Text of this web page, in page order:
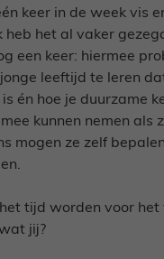
keer in de week vis
heb het al vaker
een keer: hiermee
leeftijd te leren
én hoe je duurzame
kunnen nemen als
mogen ze zelf
tijd worden voor
jij?